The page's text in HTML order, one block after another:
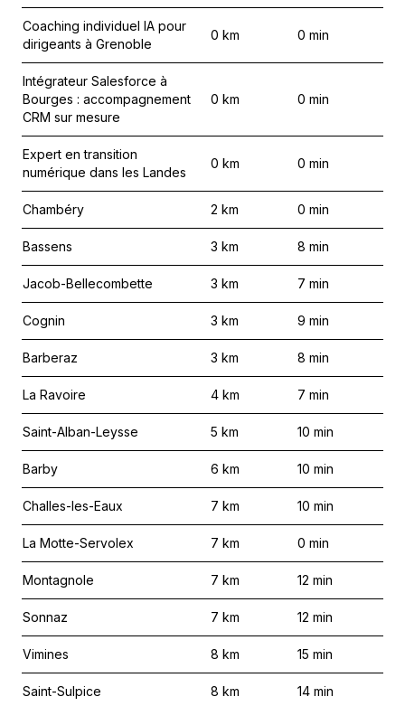
Coaching individuel IA pour
dirigeants à Grenoble
0 km 0 min
Intégrateur Salesforce à
Bourges : accompagnement
CRM sur mesure
0 km 0 min
Expert en transition
numérique dans les Landes
0 km 0 min
Chambéry 2 km 0 min
Bassens 3 km 8 min
Jacob-Bellecombette 3 km 7 min
Cognin 3 km 9 min
Barberaz 3 km 8 min
La Ravoire 4 km 7 min
Saint-Alban-Leysse 5 km 10 min
Barby 6 km 10 min
Challes-les-Eaux 7 km 10 min
La Motte-Servolex 7 km 0 min
Montagnole 7 km 12 min
Sonnaz 7 km 12 min
Vimines 8 km 15 min
Saint-Sulpice 8 km 14 min